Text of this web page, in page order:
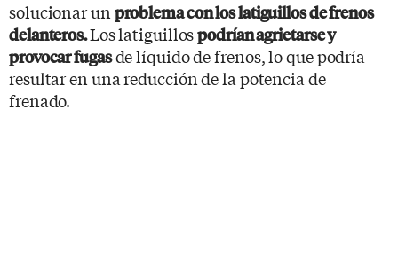
solucionar un problema con los latiguillos de frenos
delanteros.Los latiguillospodrían agrietarse y
provocar fugasde líquido de frenos, lo que podría
resultar en una reducción de la potencia de
frenado.